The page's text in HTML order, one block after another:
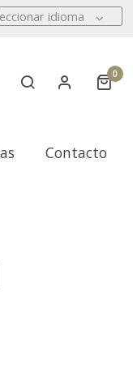
idioma
0
Contacto